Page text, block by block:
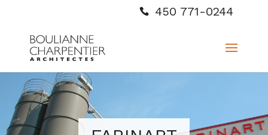
450 771-0244